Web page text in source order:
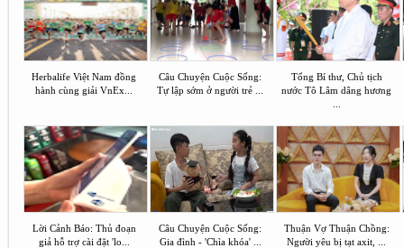
Herbalife Việt Nam đồng
hành cùng giải VnEx...
Câu Chuyện Cuộc Sống:
Tự lập sớm ở người trẻ ...
Tổng Bí thư, Chủ tịch
nước Tô Lâm dâng hương
Lời Cảnh Báo: Thủ đoạn
giả hỗ trợ cài đặt 'lo...
Câu Chuyện Cuộc Sống:
Gia đình - 'Chìa khóa' ...
Thuận Vợ Thuận Chồng:
Người yêu bị tạt axit, ...